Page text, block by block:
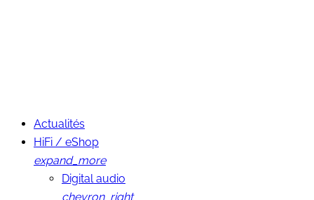
Actualités
HiFi / eShop
expand_more
Digital audio
chevron_right